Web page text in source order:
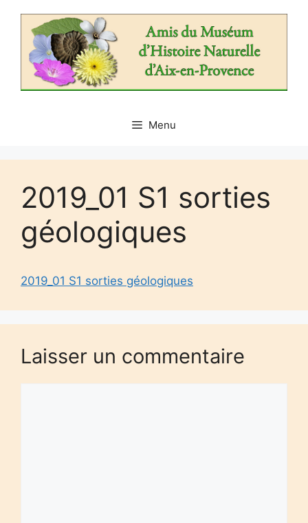
contenu
Menu
2019_01 S1 sorties
géologiques
2019_01 S1 sorties géologiques
Laisser un commentaire